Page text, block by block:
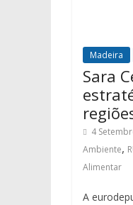
Madeira
Sara
4
Ambiente,
Alimentar
A